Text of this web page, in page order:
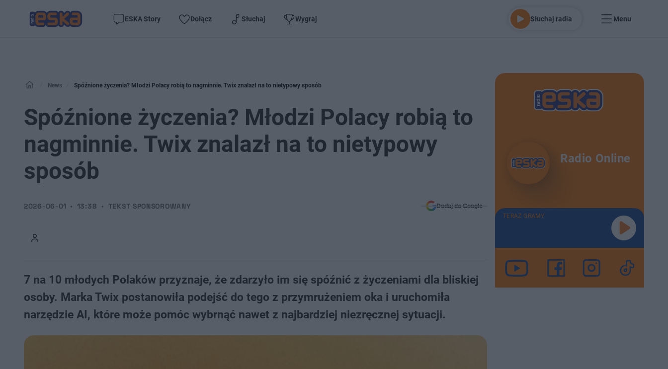
ESKA Story Dołącz Słuchaj Wygraj Słuchaj radia Menu
News Spóźnione życzenia? Młodzi Polacy robią to nagminnie. Twix znalazł na to nietypowy sposób
Spóźnione życzenia? Młodzi Polacy robią to
nagminnie. Twix znalazł na to nietypowy
sposób
2026-06-01 13:38 TEKST SPONSOROWANY Dodaj do Google
7 na 10 młodych Polaków przyznaje, że zdarzyło im się spóźnić z życzeniami dla bliskiej
osoby. Marka Twix postanowiła podejść do tego z przymrużeniem oka i uruchomiła
narzędzie AI, które może pomóc wybrnąć nawet z najbardziej niezręcznej sytuacji.
Radio Online
TERAZ GRAMY